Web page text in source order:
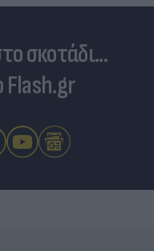
σκοτάδι...
Flash.gr